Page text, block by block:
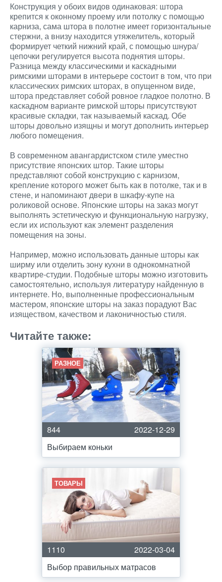
Конструкция у обоих видов одинаковая: штора
крепится к оконному проему или потолку с помощью
карниза, сама штора в полотне имеет горизонтальные
стержни, а внизу находится утяжелитель, который
формирует четкий нижний край, с помощью шнура/
цепочки регулируется высота поднятия шторы.
Разница между классическими и каскадными
римскими шторами в интерьере состоит в том, что при
классических римских шторах, в опущенном виде,
штора представляет собой ровное гладкое полотно. В
каскадном варианте римской шторы присутствуют
красивые складки, так называемый каскад. Обе
шторы довольно изящны и могут дополнить интерьер
любого помещения.
В современном авангардистском стиле уместно
присутствие японских штор. Такие шторы
представляют собой конструкцию с карнизом,
крепление которого может быть как в потолке, так и в
стене, и напоминают двери в шкафу-купе на
роликовой основе. Японские шторы на заказ могут
выполнять эстетическую и функциональную нагрузку,
если их используют как элемент разделения
помещения на зоны.
Например, можно использовать данные шторы как
ширму или отделить зону кухни в однокомнатной
квартире-студии. Подобные шторы можно изготовить
самостоятельно, используя литературу найденную в
интернете. Но, выполненные профессиональным
мастером, японские шторы на заказ порадуют Вас
изяществом, качеством и лаконичностью стиля.
Читайте также:
РАЗНОЕ
844
2022-12-29
Выбираем коньки
ТОВАРЫ
1110
2022-03-04
Выбор правильных матрасов